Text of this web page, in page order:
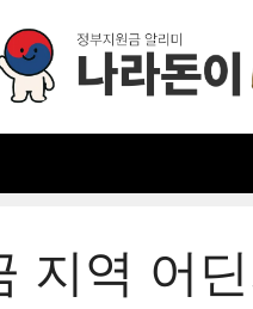
지역 어